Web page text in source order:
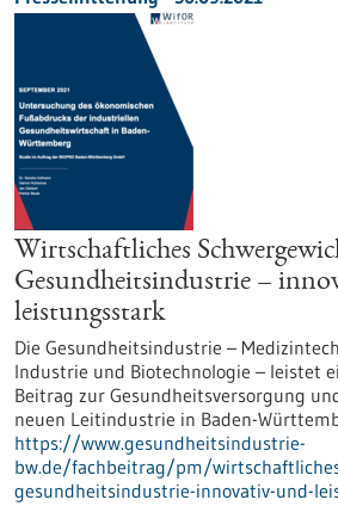
Wirtschaftliches
Gesundheitsindustrie –
leistungsstark
Die Gesundheitsindustrie –
Industrie und Biotechnologie – leistet
Beitrag zur Gesundheitsversorgung
neuen Leitindustrie in Baden-
https://www.gesundheitsindustrie-
bw.de/fachbeitrag/pm/
gesundheitsindustrie-innovativ-und-